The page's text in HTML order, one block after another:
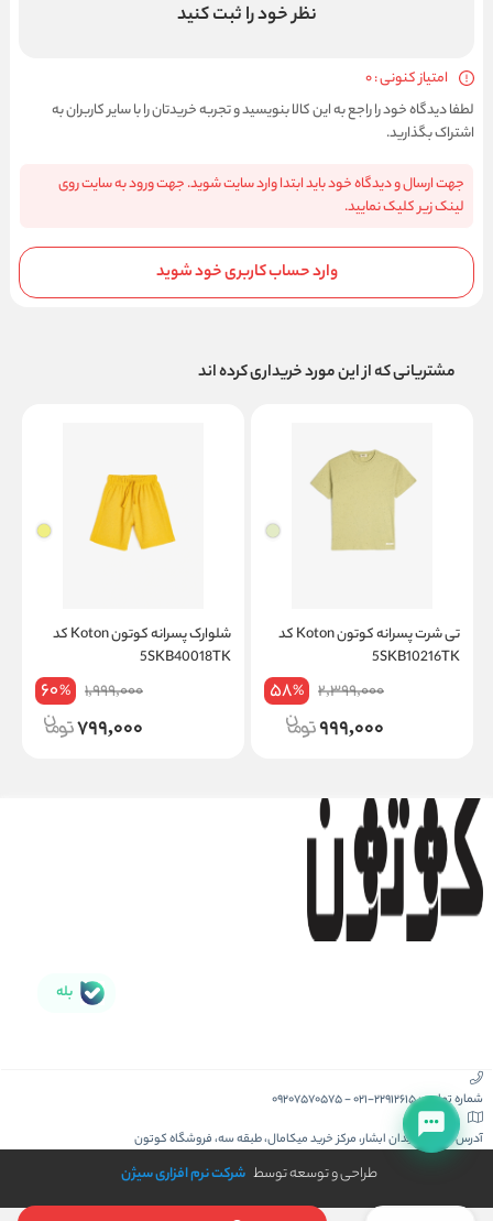
نظر خود را ثبت کنید
امتیاز کنونی : 0
لطفا دیدگاه خود را راجع به این کالا بنویسید و تجربه خریدتان را با سایر کاربران به
اشتراک بگذارید.
جهت ارسال و دیدگاه خود باید ابتدا وارد سایت شوید. جهت ورود به سایت روی
لینک زیر کلیک نمایید.
وارد حساب کاربری خود شوید
مشتریانی که از این مورد خریداری کرده اند
تی شرت پسرانه کوتون Koton کد
5SKB10216TK
2,399,000
58%
999,000
شلوارک پسرانه کوتون Koton کد
5SKB40018TK
1,999,000
60%
799,000
بله
شماره تماس :021-22912615
-
09207570575
آدرس :کیش، میدان ابشار، مرکز خرید میکامال، طبقه سه، فروشگاه کوتون
طراحی و توسعه توسط شرکت نرم افزاری سیژن